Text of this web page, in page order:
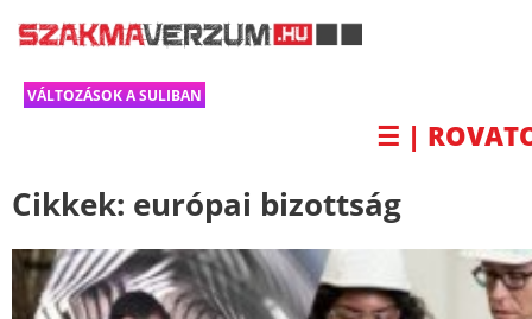
VÁLTOZÁSOK A SULIBAN
☰ |
Cikkek: európai bizottság